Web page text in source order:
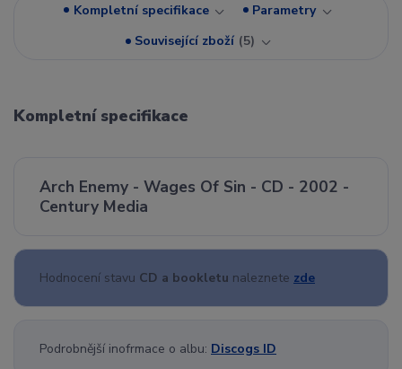
Kompletní specifikace
Parametry
Související zboží 5
Kompletní specifikace
Arch Enemy - Wages Of Sin - CD - 2002 -
Century Media
Hodnocení stavu CD a bookletu naleznete zde
Podrobnější inofrmace o albu: Discogs ID